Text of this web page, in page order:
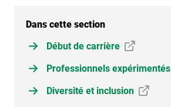
Dans cette section
Début de carrière
Professionnels expérimentés
Diversité et inclusion